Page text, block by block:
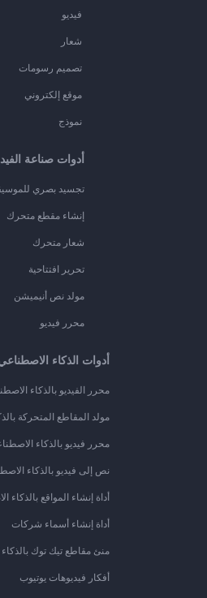
فيديو
شعار
تصميم رسومات
موقع إلكتروني
نموذج
أدوات صناعة
تجسيد بصري
إنشاء مقطع متحرك
شعار متحرك
تحرير افتتاحية
مولد نص أنيميشن
محرر فيديو
أدوات الذكاء
محرر الفيديو بالذكاء
مولد المقاطع المتحركة
محرر فيديو بالذكاء
نص إلى فيديو بالذكاء
أداة إنشاء المواقع بالذكاء
أداة إنشاء أسماء شركات
منئ مقاطع تيك توك
أفكار فيديوهات يوتيوب